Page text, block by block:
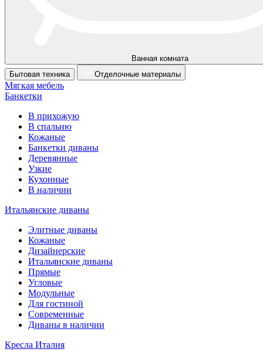
Ванная комната
Бытовая техника
Отделочные материалы
Мягкая мебель
Банкетки
В прихожую
В спальню
Кожаные
Банкетки диваны
Деревянные
Узкие
Кухонные
В наличии
Итальянские диваны
Элитные диваны
Кожаные
Дизайнерские
Итальянские диваны
Прямые
Угловые
Модульные
Для гостиной
Современные
Диваны в наличии
Кресла Италия